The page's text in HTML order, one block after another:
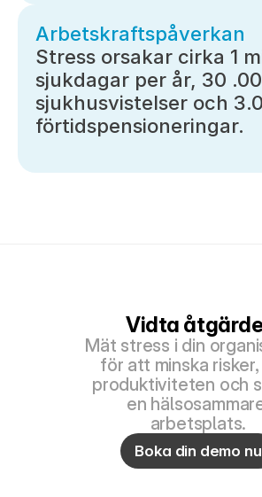
Arbetskraftspåverkan
Stress orsakar cirka 1
sjukdagar per år, 30
sjukhusvistelser och
förtidspensioneringar.
Vidta
Mät stress i din
för att minska
produktiviteten och
en
arbetsplats.
Boka din demo nu